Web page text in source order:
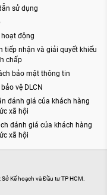
sử dụng
hoạt động
tiếp nhận và giải quyết khiếu
chấp
bảo mật thông tin
vệ DLCN
đánh giá của khách hàng
xã hội
đánh giá của khách hàng
xã hội
Kế hoạch và Đầu tư TP HCM.